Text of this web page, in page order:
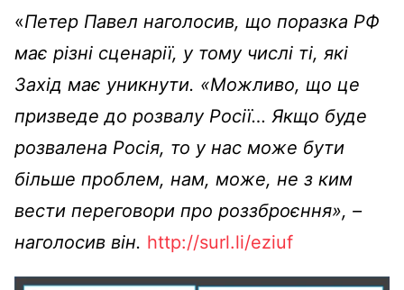
«Петер Павел наголосив, що поразка РФ
має різні сценарії, у тому числі ті, які
Захід має уникнути. «Можливо, що це
призведе до розвалу Росії… Якщо буде
розвалена Росія, то у нас може бути
більше проблем, нам, може, не з ким
вести переговори про роззброєння», –
наголосив він. http://surl.li/eziuf